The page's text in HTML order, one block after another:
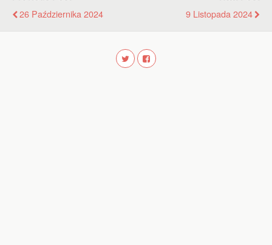
26 Października 2024 9 Listopada 2024